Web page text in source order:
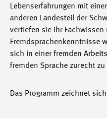
Lebenserfahrungen mit
anderen Landesteil der
vertiefen sie ihr
Fremdsprachenkenntnisse
sich in einer fremden
fremden Sprache zurecht
Das Programm zeichnet